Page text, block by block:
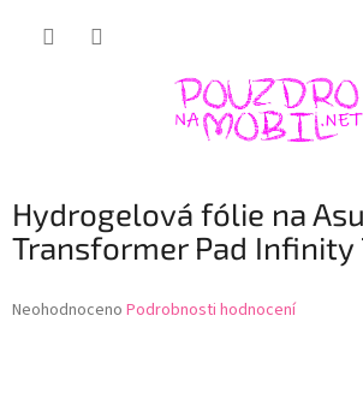
Hydrogelová fólie na
Transformer Pad Infinity
Průměrné
Neohodnoceno Podrobnosti hodnocení